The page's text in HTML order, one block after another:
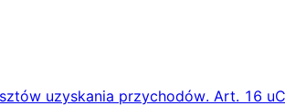
uzyskania przychodów. Art. 16